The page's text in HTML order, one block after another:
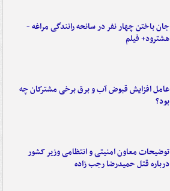
جان باختن چهار نفر در سانحه رانندگی مراغه -
هشترود+ فیلم
عامل افزایش قبوض آب و برق برخی مشترکان چه
بود؟
توضیحات معاون امنیتی و انتظامی وزیر کشور
درباره قتل حمیدرضا رجب زاده